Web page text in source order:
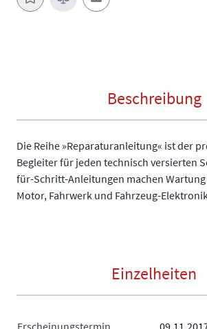
E-Mail an einen Freund
Beschreibung
Die Reihe »Reparaturanleitung« ist der
Begleiter für jeden technisch versierten
für-Schritt-Anleitungen machen
Motor, Fahrwerk und Fahrzeug-
Einzelheiten
Erscheinungstermin